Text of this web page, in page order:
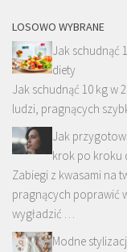
LOSOWO WYBRANE
Jak schudnąć
diety
Jak schudnąć 10 kg w
ludzi, pragnących
Jak
krok po kroku
Zabiegi z kwasami na
pragnących poprawić
wygładzić …
Modne